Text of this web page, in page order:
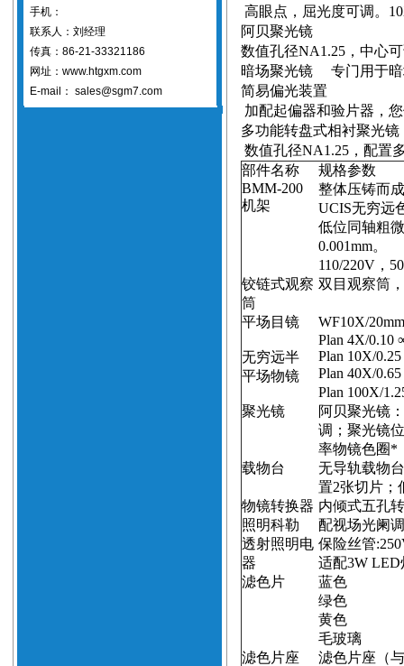
手机：
联系人：刘经理
传真：86-21-33321186
网址：www.htgxm.com
E-mail： sales@sgm7.com
高眼点，屈光度可调。
阿贝聚光镜
数值孔径NA1.25 ，中心
暗场聚光镜
专门用于
简易偏光装置
加配起偏器和验片器，
多功能转盘式相衬聚光镜
数值孔径NA1.25 ，配置
部件名称
规格参数
BMM-200
机架
整体压铸而
UCIS无穷远
低位同轴粗
0.001mm。
110/220V ，
铰链式观察
筒
双目观察筒
平场目镜 WF10X/20mm
无穷远半
平场物镜
Plan 4X/0.10
Plan 10X/0.25
Plan 40X/0.65
Plan 100X/
聚光镜
阿贝聚光镜：
调；聚光镜
率物镜色圈*
载物台
无导轨载物台
置2张切片；
物镜转换器 内倾式五孔
照明科勒
配视场光阑
透射照明电
器
保险丝管
适配3W LED
滤色片
蓝色
绿色
黄色
毛玻璃
滤色片座
滤色片座（